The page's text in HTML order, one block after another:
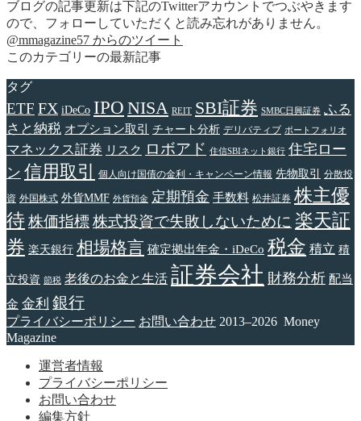
ブログの記事更新は下記のTwitterアカウントでつぶやきます
ので、フォローしていただくと読み忘れがありません。
@mmagazine57 からのツイート
このカテゴリーの最新記事
タグ
ETF FX iDeCo IPO NISA REIT SBI証券 SMBC日興証券 ふる
さと納税 オプション取引 チャート分析 デリバティブ ポートフォリオ
マネックス証券 リスク ロボアド 住信SBIネット銀行 住宅ロー
ン 信用取引 個人向け国債の金利・キャンペーン情報 先物取引 分散投
資 外国株式 外貨MMF 外貨預金 定期預金 手数料 松井証券 株主優
待株価指標株式投資で失敗しないために 楽天証
券 楽天銀行 相場格言 確定拠出年金・iDeCo 税金 積立 積
立投資 節税 老後のお金と生活 証券会社 財務分析 配当
金 金利 銀行
プライバシーポリシー お問い合わせ 2013–2026 Money
Magazine
運営者情報
プライバシーポリシー
お問い合わせ
編集方針